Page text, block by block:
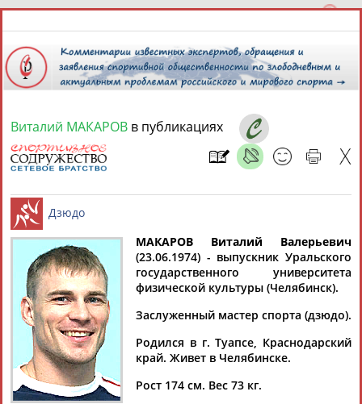
8 августа 2026 года,
СПОРТСМЕНЫ, ТРЕНЕРЫ И СПЕЦИАЛИСТЫ
Найдено: 1персона Расширенный поиск
Виталий
МАКАРОВ
Виталий МАКАРОВ в публикациях
Дзюдо
МАКАРОВ Виталий Валерьевич
(23.06.1974) - выпускник Уральского
государственного университета
физической культуры (Челябинск).
Заслуженный мастер спорта (дзюдо).
Родился в г. Туапсе, Краснодарский
край. Живет в Челябинске.
Рост 174 см. Вес 73 кг.